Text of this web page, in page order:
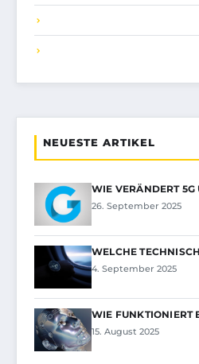
NEUESTE ARTIKEL
WIE VERÄNDERT
26. September 2025
WELCHE
4. September 2025
WIE FUNKTIONIERT
15. August 2025